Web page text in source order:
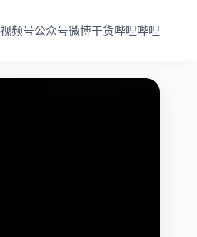
视频号公众号微博干货哔哩哔哩